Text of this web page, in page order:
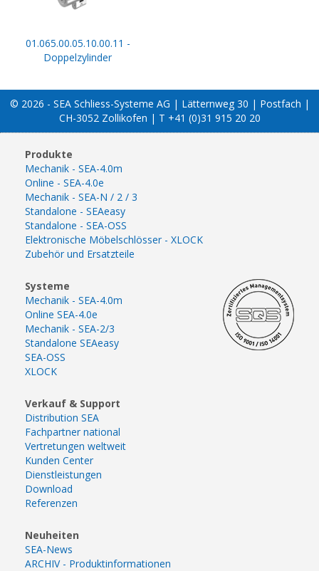
01.065.00.05.10.00.11 -
Doppelzylinder
© 2026 - SEA Schliess-Systeme AG | Lätternweg 30 | Postfach |
CH-3052 Zollikofen | T +41 (0)31 915 20 20
Produkte
Mechanik - SEA-4.0m
Online - SEA-4.0e
Mechanik - SEA-N / 2 / 3
Standalone - SEAeasy
Standalone - SEA-OSS
Elektronische Möbelschlösser - XLOCK
Zubehör und Ersatzteile
Systeme
Mechanik - SEA-4.0m
Online SEA-4.0e
Mechanik - SEA-2/3
Standalone SEAeasy
SEA-OSS
XLOCK
Verkauf & Support
Distribution SEA
Fachpartner national
Vertretungen weltweit
Kunden Center
Dienstleistungen
Download
Referenzen
Neuheiten
SEA-News
ARCHIV - Produktinformationen